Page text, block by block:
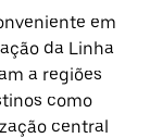
em
da Linha
a regiões
como
central